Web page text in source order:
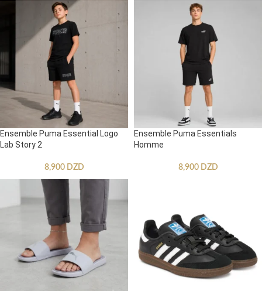
Ensemble Puma Essential Logo
Lab Story 2
8,900 DZD
Ensemble Puma Essentials
Homme
8,900 DZD